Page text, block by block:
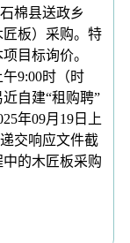
棉县送政乡
匠板）采购。特
目标询价。
9:00时（时
自建“租购聘”
年09月19日上
交响应文件截
的木匠板采购